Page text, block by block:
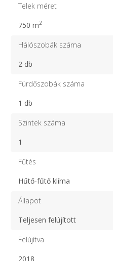
Telek méret
750 m2
Hálószobák száma
2 db
Fürdőszobák száma
1 db
Szintek száma
1
Fűtés
Hűtő-fűtő klíma
Állapot
Teljesen felújított
Felújítva
2018